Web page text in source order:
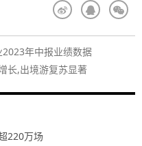
年中报业绩数据
长,出境游复苏显著
220万场